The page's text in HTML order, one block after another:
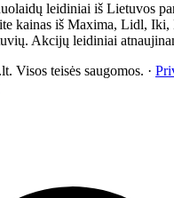
leidiniai iš Lietuvos
kainas iš Maxima, Lidl,
Akcijų leidiniai
Visos teisės saugomos. ·